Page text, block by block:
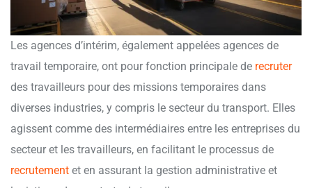
Les agences d’intérim, également appelées agences de
travail temporaire, ont pour fonction principale de recruter
des travailleurs pour des missions temporaires dans
diverses industries, y compris le secteur du transport. Elles
agissent comme des intermédiaires entre les entreprises du
secteur et les travailleurs, en facilitant le processus de
recrutement et en assurant la gestion administrative et